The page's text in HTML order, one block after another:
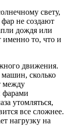
свету,
не создают
дождя или
то, что и
движения.
машин, сколько
между
фарами
утомляться,
все сложнее.
нагрузку на